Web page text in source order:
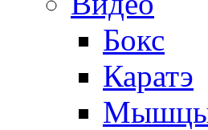
Бокс
Каратэ
Мышцы